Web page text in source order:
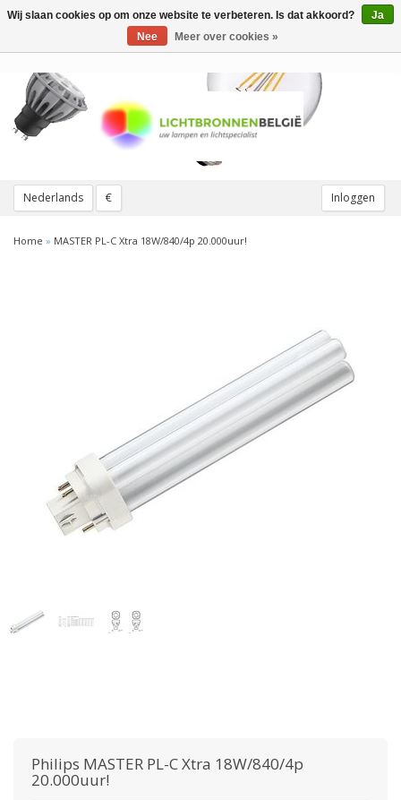
Nederlands € Inloggen
Toggle
Home » MASTER PL-C Xtra 18W/840/4p 20.000uur!
Philips MASTER PL-C Xtra 18W/840/4p
20.000uur!
Wij slaan cookies op om onze website te verbeteren. Is dat akkoord?
Ja
Nee
Meer over cookies »